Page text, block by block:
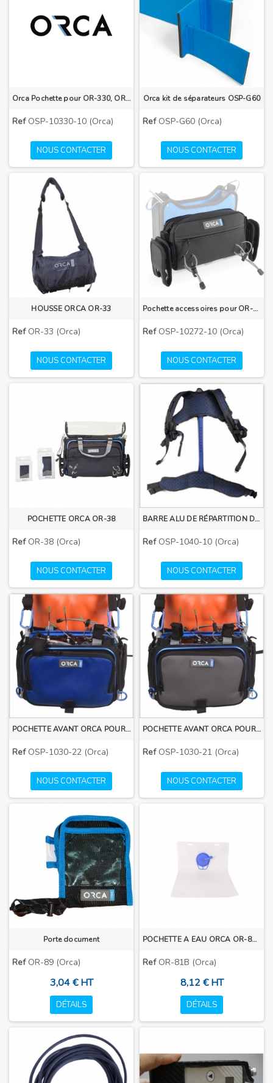
Orca Pochette pour OR-330, OR-30 et OR-272
RefOSP-10330-10 (Orca)
NOUS CONTACTER
Orca kit de séparateurs OSP-G60
RefOSP-G60 (Orca)
NOUS CONTACTER
HOUSSE ORCA OR-33
RefOR-33 (Orca)
NOUS CONTACTER
Pochette accessoires pour OR-272
RefOSP-10272-10 (Orca)
NOUS CONTACTER
POCHETTE ORCA OR-38
RefOR-38 (Orca)
NOUS CONTACTER
BARRE ALU DE RÉPARTITION DE POIDS ORCA OSP-1040-10
RefOSP-1040-10 (Orca)
NOUS CONTACTER
POCHETTE AVANT ORCA POUR OR-30 BLEUE OSP-1030-22
RefOSP-1030-22 (Orca)
NOUS CONTACTER
POCHETTE AVANT ORCA POUR OR-30 GRISE OSP-1030-21
RefOSP-1030-21 (Orca)
NOUS CONTACTER
Porte document
RefOR-89 (Orca)
3,04 € HT
DÉTAILS
POCHETTE A EAU ORCA OR-81B
RefOR-81B (Orca)
8,12 € HT
DÉTAILS